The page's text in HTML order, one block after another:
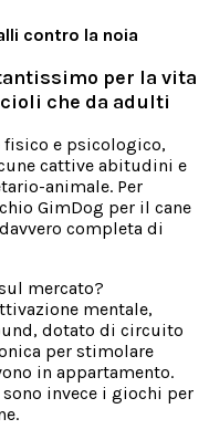
contro la noia
per la vita
che da adulti
fisico e psicologico,
cattive abitudini e
animale. Per
GimDog per il cane
completa di
mercato?
mentale,
dotato di circuito
per stimolare
in appartamento.
invece i giochi per